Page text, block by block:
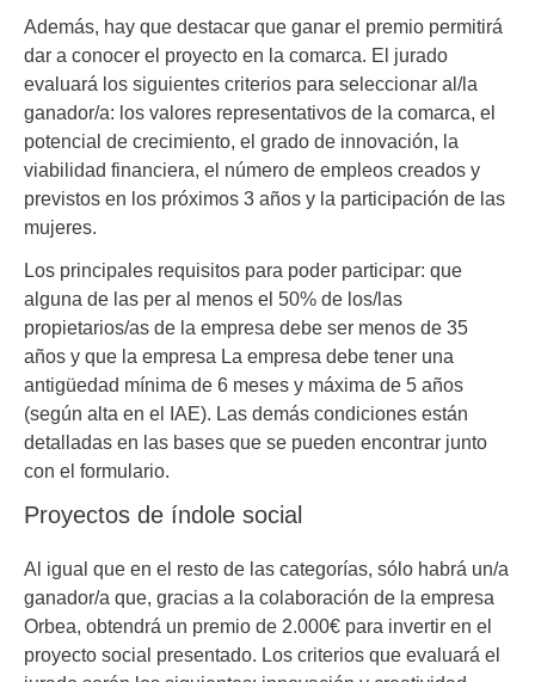
Además, hay que destacar que ganar el premio permitirá
dar a conocer el proyecto en la comarca. El jurado
evaluará los siguientes criterios para seleccionar al/la
ganador/a: los valores representativos de la comarca, el
potencial de crecimiento, el grado de innovación, la
viabilidad financiera, el número de empleos creados y
previstos en los próximos 3 años y la participación de las
mujeres.
Los principales requisitos para poder participar: que
alguna de las per al menos el 50% de los/las
propietarios/as de la empresa debe ser menos de 35
años y que la empresa La empresa debe tener una
antigüedad mínima de 6 meses y máxima de 5 años
(según alta en el IAE). Las demás condiciones están
detalladas en las bases que se pueden encontrar junto
con el formulario.
Proyectos de índole social
Al igual que en el resto de las categorías, sólo habrá un/a
ganador/a que, gracias a la colaboración de la empresa
Orbea, obtendrá un premio de 2.000€ para invertir en el
proyecto social presentado. Los criterios que evaluará el